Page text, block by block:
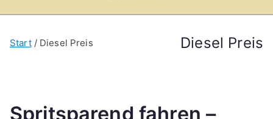
Diesel Preis
Start Diesel Preis
Spritsparend fahren –